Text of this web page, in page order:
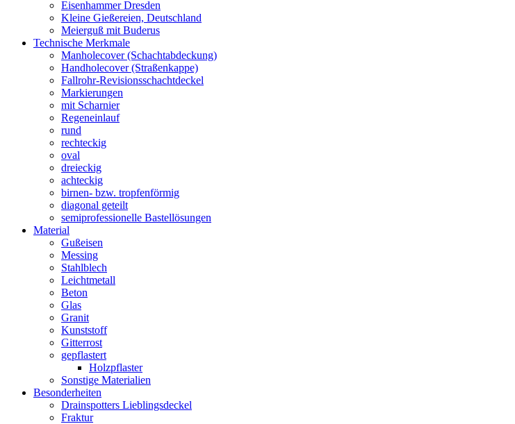
Eisenhammer Dresden
Kleine Gießereien, Deutschland
Meierguß mit Buderus
Technische Merkmale
Manholecover (Schachtabdeckung)
Handholecover (Straßenkappe)
Fallrohr-Revisionsschachtdeckel
Markierungen
mit Scharnier
Regeneinlauf
rund
rechteckig
oval
dreieckig
achteckig
birnen- bzw. tropfenförmig
diagonal geteilt
semiprofessionelle Bastellösungen
Material
Gußeisen
Messing
Stahlblech
Leichtmetall
Beton
Glas
Granit
Kunststoff
Gitterrost
gepflastert
Holzpflaster
Sonstige Materialien
Besonderheiten
Drainspotters Lieblingsdeckel
Fraktur